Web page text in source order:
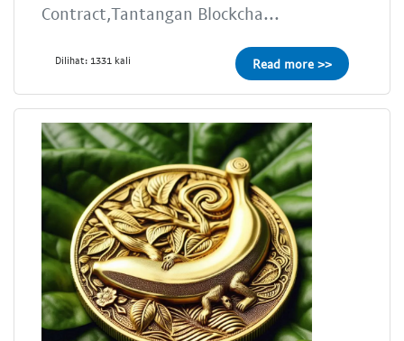
Contract,Tantangan Blockcha...
Dilihat: 1331 kali Read more >>